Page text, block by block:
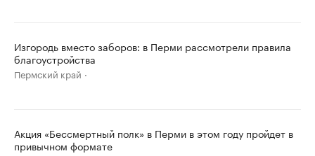
Изгородь вместо заборов: в Перми рассмотрели правила
благоустройства
Пермский край
Акция «Бессмертный полк» в Перми в этом году пройдет в
привычном формате